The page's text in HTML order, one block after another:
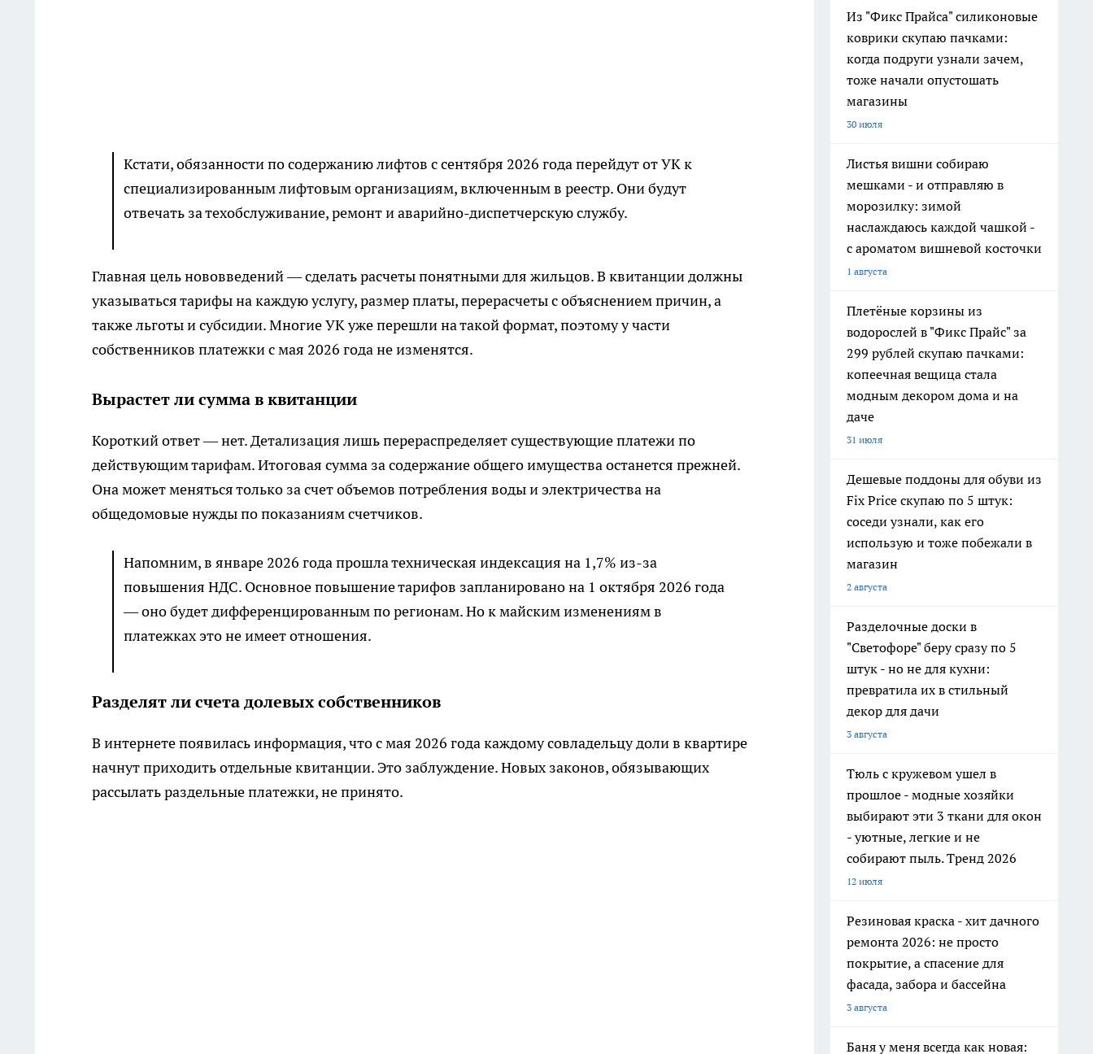
Кстати, обязанности по содержанию лифтов с сентября 2026 года перейдут от УК к
специализированным лифтовым организациям, включенным в реестр. Они будут
отвечать за техобслуживание, ремонт и аварийно-диспетчерскую службу.
Главная цель нововведений — сделать расчеты понятными для жильцов. В квитанции должны
указываться тарифы на каждую услугу, размер платы, перерасчеты с объяснением причин, а
также льготы и субсидии. Многие УК уже перешли на такой формат, поэтому у части
собственников платежки с мая 2026 года не изменятся.
Вырастет ли сумма в квитанции
Короткий ответ — нет. Детализация лишь перераспределяет существующие платежи по
действующим тарифам. Итоговая сумма за содержание общего имущества останется прежней.
Она может меняться только за счет объемов потребления воды и электричества на
общедомовые нужды по показаниям счетчиков.
Напомним, в январе 2026 года прошла техническая индексация на 1,7% из-за
повышения НДС. Основное повышение тарифов запланировано на 1 октября 2026 года
— оно будет дифференцированным по регионам. Но к майским изменениям в
платежках это не имеет отношения.
Разделят ли счета долевых собственников
В интернете появилась информация, что с мая 2026 года каждому совладельцу доли в квартире
начнут приходить отдельные квитанции. Это заблуждение. Новых законов, обязывающих
рассылать раздельные платежки, не принято.
Из "Фикс Прайса" силиконовые
коврики скупаю пачками:
когда подруги узнали зачем,
тоже начали опустошать
магазины
30 июля
Листья вишни собираю
мешками - и отправляю в
морозилку: зимой
наслаждаюсь каждой чашкой -
с ароматом вишневой косточки
1 августа
Плетёные корзины из
водорослей в "Фикс Прайс" за
299 рублей скупаю пачками:
копеечная вещица стала
модным декором дома и на
даче
31 июля
Дешевые поддоны для обуви из
Fix Price скупаю по 5 штук:
соседи узнали, как его
использую и тоже побежали в
магазин
2 августа
Разделочные доски в
"Светофоре" беру сразу по 5
штук - но не для кухни:
превратила их в стильный
декор для дачи
3 августа
Тюль с кружевом ушел в
прошлое - модные хозяйки
выбирают эти 3 ткани для окон
- уютные, легкие и не
собирают пыль. Тренд 2026
12 июля
Резиновая краска - хит дачного
ремонта 2026: не просто
покрытие, а спасение для
фасада, забора и бассейна
3 августа
Баня у меня всегда как новая: